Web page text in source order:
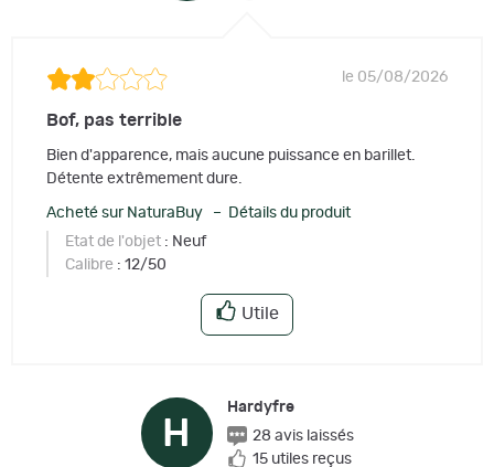
le 05/08/2026
Bof, pas terrible
Bien d'apparence, mais aucune puissance en barillet.
Détente extrêmement dure.
Acheté sur NaturaBuy – Détails du produit
Etat de l'objet : Neuf
Calibre : 12/50
Utile
H
Hardyfre
28 avis laissés
15 utiles reçus